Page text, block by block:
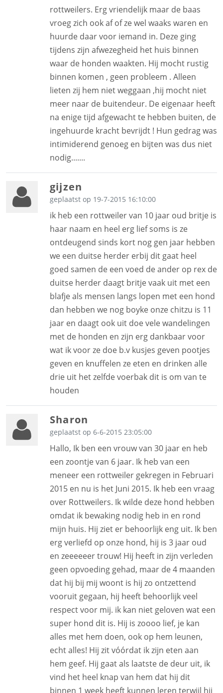
rottweilers. Erg vriendelijk maar de baas
vroeg zich ook af of ze wel waaks waren en
huurde daar voor iemand in. Deze ging
tijdens zijn afwezegheid het huis binnen
waar de honden waakten. Hij mocht rustig
binnen komen , geen probleem . Alleen
lieten zij hem niet weggaan ,hij mocht niet
meer naar de buitendeur. De eigenaar heeft
na enige tijd afgewacht te hebben buiten, de
ingehuurde kracht bevrijdt ! Hun gedrag was
intimiderend genoeg en bijten was dus niet
nodig.......
gijzen
geplaatst op 19-7-2015 16:10:00
ik heb een rottweiler van 10 jaar oud britje is
haar naam en heel erg lief soms is ze
ontdeugend sinds kort nog gen jaar hebben
we een duitse herder erbij dit gaat heel
goed samen de een voed de ander op rex de
duitse herder daagt britje vaak uit met een
blafje als mensen langs lopen met een hond
dan hebben we nog boyke onze chitzu is 11
jaar en daagt ook uit doe vele wandelingen
met de honden en zijn erg dankbaar voor
wat ik voor ze doe b.v kusjes geven pootjes
geven en knuffelen ze eten en drinken alle
drie uit het zelfde voerbak dit is om van te
houden
Sharon
geplaatst op 6-6-2015 23:05:00
Hallo, Ik ben een vrouw van 30 jaar en heb
een zoontje van 6 jaar. Ik heb van een
meneer een rottweiler gekregen in Februari
2015 en nu is het Juni 2015. Ik heb een vraag
over Rottweilers. Ik wilde deze hond hebben
omdat ik bewaking nodig heb in en rond
mijn huis. Hij ziet er behoorlijk eng uit. Ik ben
erg verliefd op onze hond, hij is 3 jaar oud
en zeeeeeer trouw! Hij heeft in zijn verleden
geen opvoeding gehad, maar de 4 maanden
dat hij bij mij woont is hij zo ontzettend
vooruit gegaan, hij heeft behoorlijk veel
respect voor mij. ik kan niet geloven wat een
super hond dit is. Hij is zoooo lief, je kan
alles met hem doen, ook op hem leunen,
echt alles! Hij zit vóórdat ik zijn eten aan
hem geef. Hij gaat als laatste de deur uit, ik
vind het heel knap van hem dat hij dit
binnen 1 week heeft kunnen leren terwijl hij